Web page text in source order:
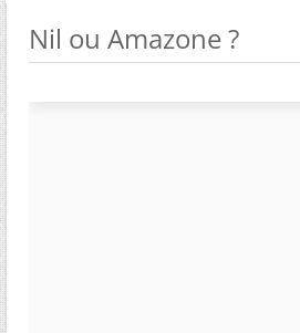
Nil ou Amazone ?